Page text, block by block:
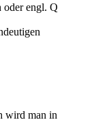
oder engl. Q
wird man in